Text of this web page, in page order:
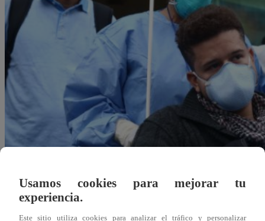
Usamos cookies para mejorar tu
experiencia.
Este sitio utiliza cookies para analizar el tráfico y personalizar